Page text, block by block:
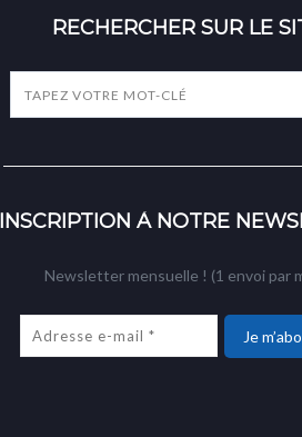
RECHERCHER SUR LE
INSCRIPTION À NOTRE
Newsletter mensuelle ! (1 envoi par